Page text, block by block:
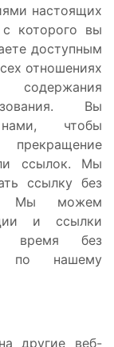
настоящих
с которого вы
доступным
отношениях
содержания
Вы
чтобы
ссылок. Мы
ссылку без
Мы можем
и ссылки
время без
по нашему
другие веб-